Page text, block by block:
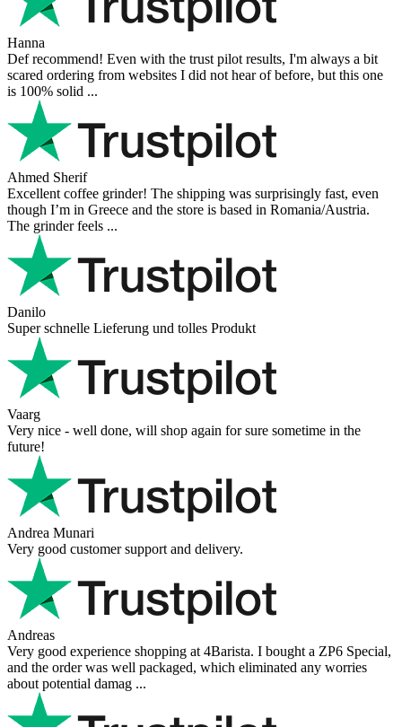
Hanna
Def recommend! Even with the trust pilot results, I'm always a bit
scared ordering from websites I did not hear of before, but this one
is 100% solid ...
Ahmed Sherif
Excellent coffee grinder! The shipping was surprisingly fast, even
though I’m in Greece and the store is based in Romania/Austria.
The grinder feels ...
Danilo
Super schnelle Lieferung und tolles Produkt
Vaarg
Very nice - well done, will shop again for sure sometime in the
future!
Andrea Munari
Very good customer support and delivery.
Andreas
Very good experience shopping at 4Barista. I bought a ZP6 Special,
and the order was well packaged, which eliminated any worries
about potential damag ...